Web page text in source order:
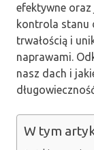
efektywne oraz
kontrola stanu
trwałością i
naprawami.
nasz dach i
W tym